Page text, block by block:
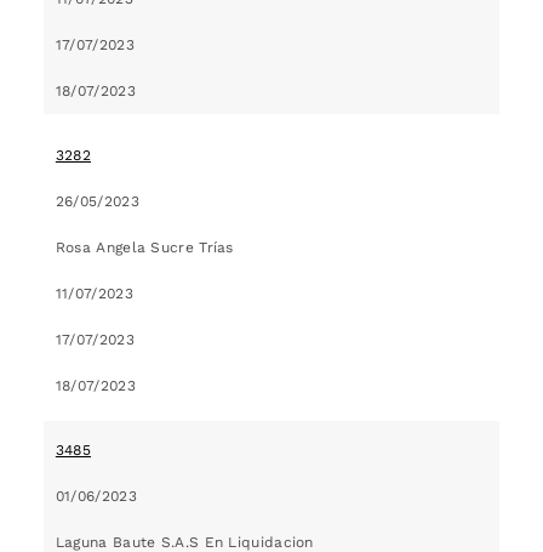
17/07/2023
18/07/2023
3282
26/05/2023
Rosa Angela Sucre Trías
11/07/2023
17/07/2023
18/07/2023
3485
01/06/2023
Laguna Baute S.A.S En Liquidacion